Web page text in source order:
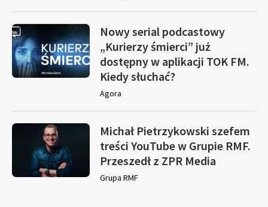
Nowy serial podcastowy
„Kurierzy śmierci” już
dostępny w aplikacji TOK FM.
Kiedy słuchać?
Agora
Michał Pietrzykowski szefem
treści YouTube w Grupie RMF.
Przeszedł z ZPR Media
Grupa RMF